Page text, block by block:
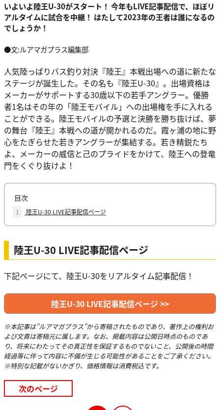
いよいよ陸王U-30がスタート！ 今年もLIVE記事配信で、ほぼリ
アルタイムに試合を中継！ はたして2023年の王者は誰になるの
でしょうか！
●文:ルアマガプラス編集部
人気陸っぱりバス釣り対決『陸王』本戦出場への道に新たな
ステージが誕生した。その名も『陸王U-30』。出場資格は
メーカーがサポートする30歳以下の若手アングラー。優勝
者1名はその年の「陸王モバイル」への出場権を手に入れる
ことができる。陸王モバイルの予選と決勝を勝ち抜けば、夢
の舞台『陸王』本戦への道が開かれるのだ。霞ヶ浦の地に野
心をたぎらせた若きアングラーが集結する。若き精鋭たち
よ、メーカーの威信と己のプライドをかけて、陸王への登竜
門をくぐり抜けよ！
目次
1 陸王U-30 LIVE記事配信ページ
陸王U-30 LIVE記事配信ページ
下記ページにて、陸王U-30をリアルタイム記事配信！
陸王U-30 LIVE記事配信ページ >>
※本記事は”ルアマガプラス”から寄稿されたものであり、著作上の権利お
よび文責は寄稿元に属します。なお、掲載内容は公開日時点のものであ
り、将来にわたってその真正性を保証するものでないこと、公開後の時間
経過等に伴って内容に不備が生じる可能性があることをご了承ください。
※特別な記載がないかぎり、価格情報は消費税込です。
次のページ